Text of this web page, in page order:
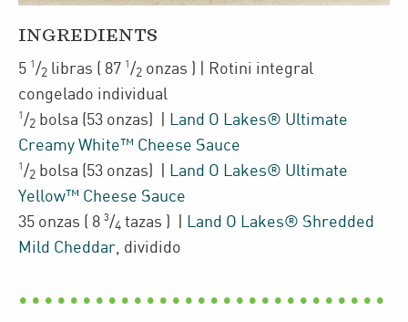
INGREDIENTS
5 1 /2 libras ( 87 1 /2 onzas )
| Rotini integral
congelado individual
1 /2 bolsa (53 onzas)
Land O Lakes® Ultimate
Creamy White™ Cheese Sauce
1 /2 bolsa (53 onzas)
Land O Lakes® Ultimate
Yellow™ Cheese Sauce
35 onzas ( 8 3/4 tazas )
Land O Lakes® Shredded
Mild Cheddar, dividido